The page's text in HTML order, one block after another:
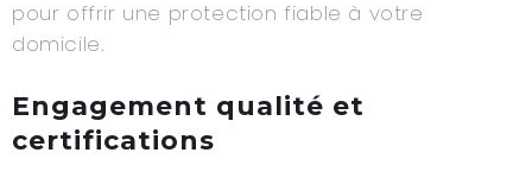
pour offrir une protection fiable à votre
domicile.
Engagement qualité et
certifications